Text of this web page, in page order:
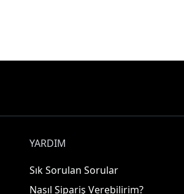
YARDIM
Sık Sorulan Sorular
Nasıl Sipariş Verebilirim?